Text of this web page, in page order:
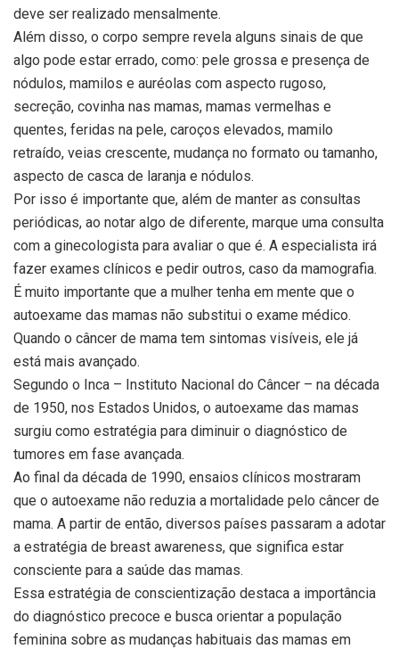
deve ser realizado mensalmente.
Além disso, o corpo sempre revela alguns sinais de que
algo pode estar errado, como: pele grossa e presença de
nódulos, mamilos e auréolas com aspecto rugoso,
secreção, covinha nas mamas, mamas vermelhas e
quentes, feridas na pele, caroços elevados, mamilo
retraído, veias crescente, mudança no formato ou tamanho,
aspecto de casca de laranja e nódulos.
Por isso é importante que, além de manter as consultas
periódicas, ao notar algo de diferente, marque uma consulta
com a ginecologista para avaliar o que é. A especialista irá
fazer exames clínicos e pedir outros, caso da mamografia.
É muito importante que a mulher tenha em mente que o
autoexame das mamas não substitui o exame médico.
Quando o câncer de mama tem sintomas visíveis, ele já
está mais avançado.
Segundo o Inca – Instituto Nacional do Câncer – na década
de 1950, nos Estados Unidos, o autoexame das mamas
surgiu como estratégia para diminuir o diagnóstico de
tumores em fase avançada.
Ao final da década de 1990, ensaios clínicos mostraram
que o autoexame não reduzia a mortalidade pelo câncer de
mama. A partir de então, diversos países passaram a adotar
a estratégia de breast awareness, que significa estar
consciente para a saúde das mamas.
Essa estratégia de conscientização destaca a importância
do diagnóstico precoce e busca orientar a população
feminina sobre as mudanças habituais das mamas em